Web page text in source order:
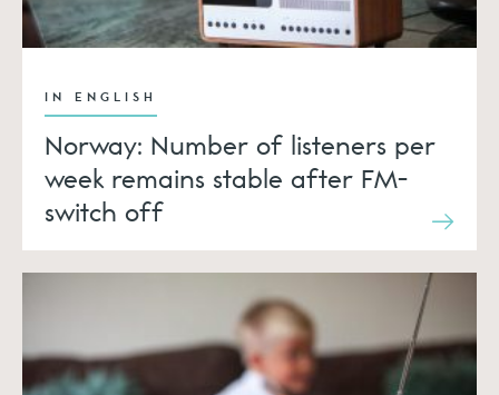
IN ENGLISH
Norway: Number of listeners per
week remains stable after FM-
switch off